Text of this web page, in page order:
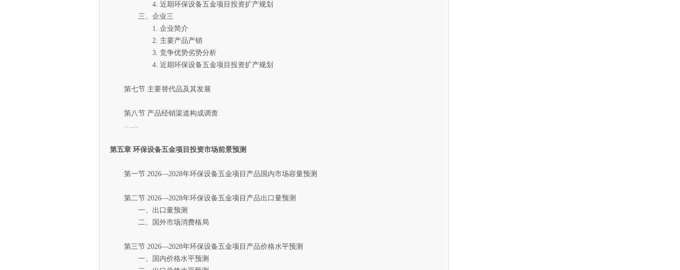
4. 近期环保设备五金项目投资扩产规划
三、企业三
1. 企业简介
2. 主要产品产销
3. 竞争优势劣势分析
4. 近期环保设备五金项目投资扩产规划
第七节 主要替代品及其发展
第八节 产品经销渠道构成调查
……
第五章 环保设备五金项目投资市场前景预测
第一节 2026—2028年环保设备五金项目产品国内市场容量预测
第二节 2026—2028年环保设备五金项目产品出口量预测
一、出口量预测
二、国外市场消费格局
第三节 2026—2028年环保设备五金项目产品价格水平预测
一、国内价格水平预测